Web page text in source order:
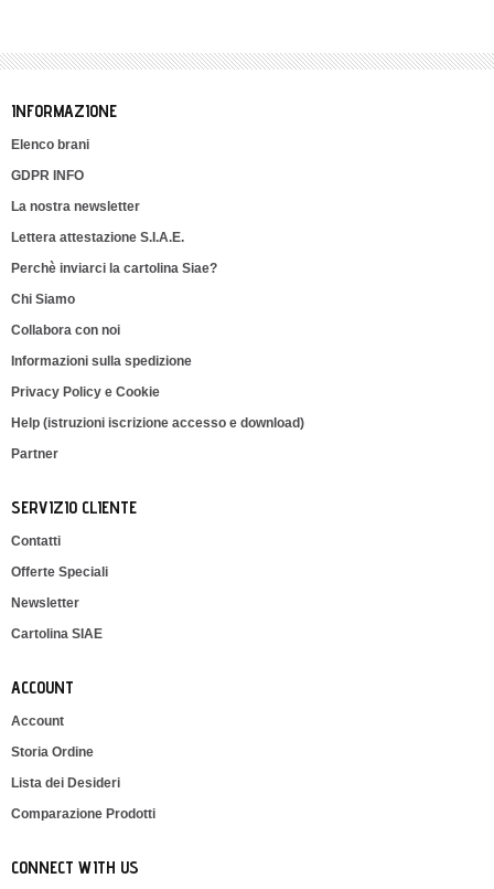
INFORMAZIONE
Elenco brani
GDPR INFO
La nostra newsletter
Lettera attestazione S.I.A.E.
Perchè inviarci la cartolina Siae?
Chi Siamo
Collabora con noi
Informazioni sulla spedizione
Privacy Policy e Cookie
Help (istruzioni iscrizione accesso e download)
Partner
SERVIZIO CLIENTE
Contatti
Offerte Speciali
Newsletter
Cartolina SIAE
ACCOUNT
Account
Storia Ordine
Lista dei Desideri
Comparazione Prodotti
CONNECT WITH US